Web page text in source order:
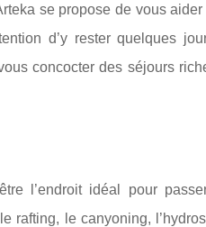
se propose de vous
d’y rester quelques
concocter des séjours
l’endroit idéal pour
rafting, le canyoning,